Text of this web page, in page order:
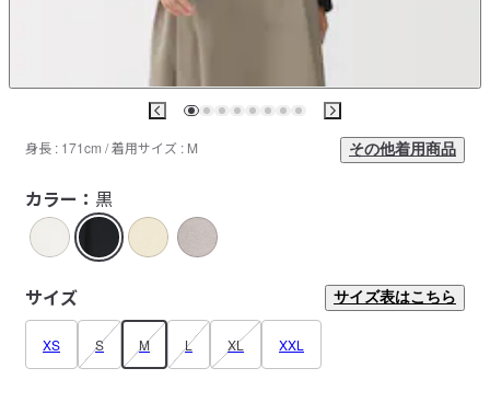
身長 : 171cm / 着用サイズ : M その他着用商品
カラー： 黒
サイズ サイズ表はこちら
XS S M L XL XXL